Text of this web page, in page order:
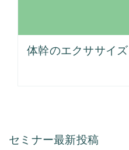
体幹のエクササイズ
セミナー最新投稿